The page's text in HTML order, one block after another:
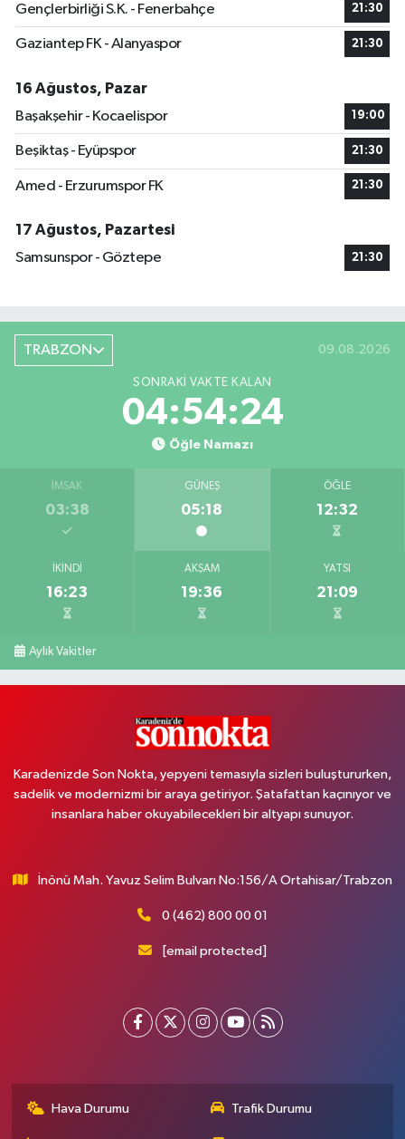
Gençlerbirliği S.K. - Fenerbahçe 21:30
Gaziantep FK - Alanyaspor 21:30
16 Ağustos, Pazar
Başakşehir - Kocaelispor
19:00
Beşiktaş - Eyüpspor 21:30
Amed - Erzurumspor FK 21:30
17 Ağustos, Pazartesi
Samsunspor - Göztepe
21:30
TRABZON 09.08.2026
SONRAKI VAKTE KALAN
04:54:23
Öğle Namazı
İMSAK
03:38
GÜNEŞ
05:18
ÖĞLE
12:32
İKINDI
16:23
AKŞAM
19:36
YATSI
21:09
Aylık Vakitler
Karadenizde Son Nokta, yepyeni temasıyla sizleri buluştururken,
sadelik ve modernizmi bir araya getiriyor. Şatafattan kaçınıyor ve
insanlara haber okuyabilecekleri bir altyapı sunuyor.
İnönü Mah. Yavuz Selim Bulvarı No:156/A Ortahisar/Trabzon
0 (462) 800 00 01
[email protected]
Hava Durumu Trafik Durumu